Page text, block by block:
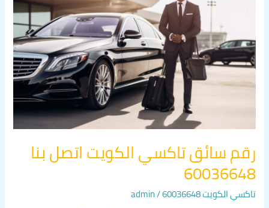
رقم سائق تاكسي الكويت اتصل بنا
60036648
تاكسي الكويت 60036648 /
admin
اتصل
بنا
60036648